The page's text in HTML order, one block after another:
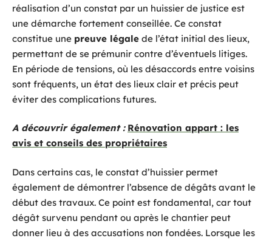
réalisation d’un constat par un huissier de justice est
une démarche fortement conseillée. Ce constat
constitue une preuve légale de l’état initial des lieux,
permettant de se prémunir contre d’éventuels litiges.
En période de tensions, où les désaccords entre voisins
sont fréquents, un état des lieux clair et précis peut
éviter des complications futures.
A découvrir également : Rénovation appart : les
avis et conseils des propriétaires
Dans certains cas, le constat d’huissier permet
également de démontrer l’absence de dégâts avant le
début des travaux. Ce point est fondamental, car tout
dégât survenu pendant ou après le chantier peut
donner lieu à des accusations non fondées. Lorsque les